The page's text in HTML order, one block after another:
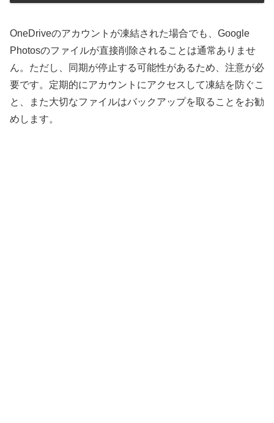
OneDriveのアカウントが凍結された場合でも、Google
Photosのファイルが直接削除されることは通常ありませ
ん。ただし、同期が停止する可能性があるため、注意が必
要です。定期的にアカウントにアクセスして凍結を防ぐこ
と、また大切なファイルはバックアップを取ることをお勧
めします。